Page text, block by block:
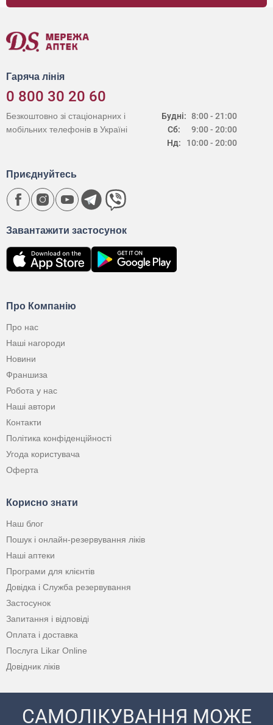
Гаряча лінія
0 800 30 20 60
Будні:
Сб:
Нд:
8:00 - 21:00
9:00 - 20:00
10:00 - 20:00
Безкоштовно зі стаціонарних і
мобільних телефонів в Україні
Про Компанію
Про нас
Наші нагороди
Новини
Франшиза
Робота у нас
Наші автори
Контакти
Політика конфіденційності
Угода користувача
Оферта
Корисно знати
Наш блог
Пошук і онлайн-резервування ліків
Наші аптеки
Програми для клієнтів
Довідка і Служба резервування
Застосунок
Запитання і відповіді
Оплата і доставка
Послуга Likar Online
Довідник ліків
Завантажити застосунок
Приєднуйтесь
САМОЛІКУВАННЯ МОЖЕ